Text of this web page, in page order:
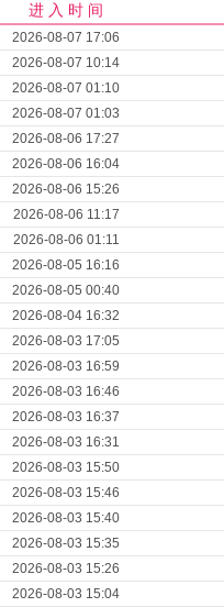
进 入 时 间
2026-08-07 17:06
2026-08-07 10:14
2026-08-07 01:10
2026-08-07 01:03
2026-08-06 17:27
2026-08-06 16:04
2026-08-06 15:26
2026-08-06 11:17
2026-08-06 01:11
2026-08-05 16:16
2026-08-05 00:40
2026-08-04 16:32
2026-08-03 17:05
2026-08-03 16:59
2026-08-03 16:46
2026-08-03 16:37
2026-08-03 16:31
2026-08-03 15:50
2026-08-03 15:46
2026-08-03 15:40
2026-08-03 15:35
2026-08-03 15:26
2026-08-03 15:04